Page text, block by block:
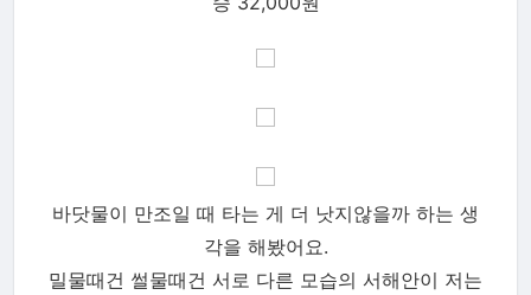
바닷물이 만조일 때 타는 게 더 낫지않을까 하는 생
각을 해봤어요.
밀물때건 썰물때건 서로 다른 모습의 서해안이 저는